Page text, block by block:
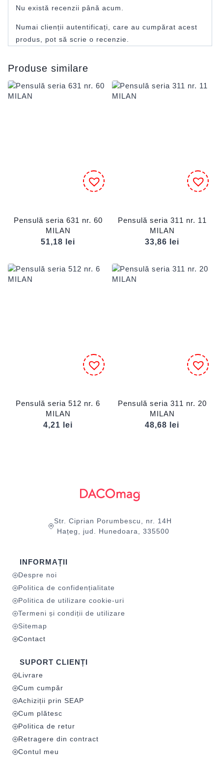
Nu există recenzii până acum.
Numai clienții autentificați, care au cumpărat acest
produs, pot să scrie o recenzie.
Produse similare
Pensulă seria 631 nr. 60
MILAN
51,18
lei
Pensulă seria 311 nr. 11
MILAN
33,86
lei
Pensulă seria 512 nr. 6
MILAN
4,21
lei
Pensulă seria 311 nr. 20
MILAN
48,68
lei
Str. Ciprian Porumbescu, nr. 14H
Hațeg, jud. Hunedoara, 335500
INFORMAȚII
Despre noi
Politica de confidențialitate
Politica de utilizare cookie-uri
Termeni și condiții de utilizare
Sitemap
Contact
SUPORT CLIENȚI
Livrare
Cum cumpăr
Achiziții prin SEAP
Cum plătesc
Politica de retur
Retragere din contract
Contul meu